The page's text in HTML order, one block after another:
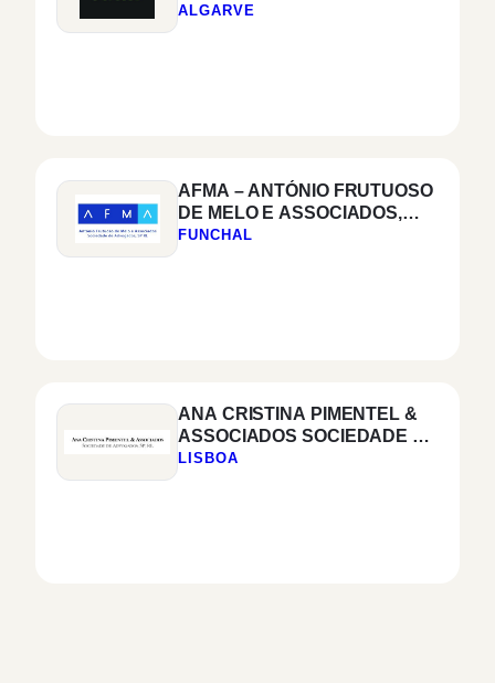
SILVA & ASSOCIADOS,
ALGARVE
AFMA – ANTÓNIO FRUTUOSO
DE MELO E ASSOCIADOS,
SOCIEDADE DE
FUNCHAL
ANA CRISTINA PIMENTEL &
ASSOCIADOS SOCIEDADE DE
ADVOGADOS, SP, RL
LISBOA